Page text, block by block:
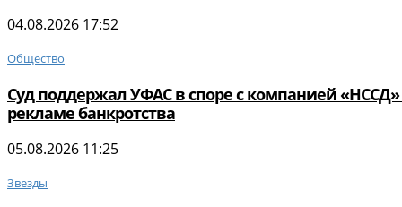
04.08.2026 17:52
Общество
Суд поддержал УФАС в споре с компанией «НССД»
рекламе банкротства
05.08.2026 11:25
Звезды